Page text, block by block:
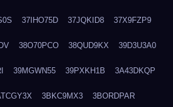
37IHO75D 37JQKID8 37X9FZP9
38O70PCO 38QUD9KX 39D3U3A0
39MGWN55 39PXKH1B 3A43DKQP
3BKC9MX3 3BORDPAR